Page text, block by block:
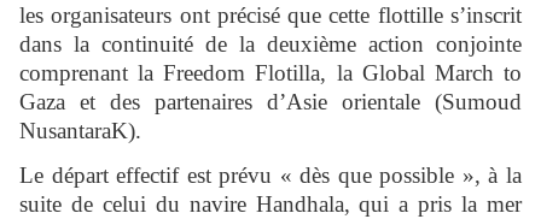
les organisateurs ont précisé que cette flottille s’inscrit
dans la continuité de la deuxième action conjointe
comprenant la Freedom Flotilla, la Global March to
Gaza et des partenaires d’Asie orientale (Sumoud
NusantaraK).
Le départ effectif est prévu « dès que possible », à la
suite de celui du navire Handhala, qui a pris la mer